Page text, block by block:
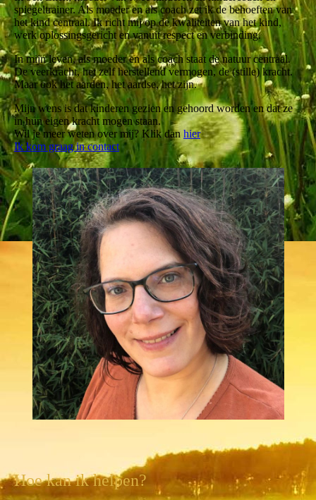
spiegeltrainer. Als moeder en als coach zet ik de behoeften van
het kind centraal. Ik richt mij op de kwaliteiten van het kind,
werk oplossingsgericht en vanuit respect en verbinding.
In mijn leven, als moeder en als coach staat de natuur centraal.
De veerkracht, het zelf herstellend vermogen, de (stille) kracht.
Maar ook het aarden, het aardse, het zijn.
Mijn wens is dat kinderen gezien en gehoord worden en dat ze
in hun eigen kracht mogen staan.
Wil je meer weten over mij? Klik dan hier
Ik kom graag in contact
Hoe kan ik helpen?